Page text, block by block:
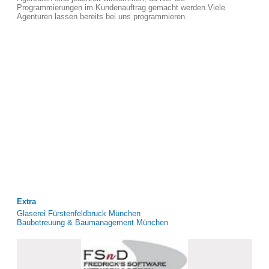
Programmierungen im Kundenauftrag gemacht werden.Viele
Agenturen lassen bereits bei uns programmieren.
Extra
Glaserei Fürstenfeldbruck München
Baubetreuung & Baumanagement München